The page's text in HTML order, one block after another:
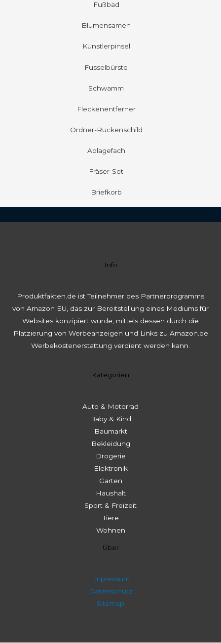
Fußbad
Blumensamen
Künstlerpinsel
Fusselbürste
Schwamm
Fleckenentferner
Ordner-Rückenschild
Ablagefach
Fräser-Set
Briefkorb
Info
Produktfakten.de ist Teilnehmer des Partnerprogramms
von Amazon EU, das zur Bereitstellung eines Mediums für
Websites konzipiert wurde, mittels dessen durch die
Platzierung von Werbeanzeigen und Links zu Amazon.de
Werbekostenerstattung verdient werden kann.
Kategorien
Auto & Motorrad
Baby & Kind
Baumarkt
Bekleidung
Drogerie
Elektronik
Garten
Haushalt
Sport & Freizeit
Tiere
Wohnen
Über
Impressum
Datenschutz
Sitemap